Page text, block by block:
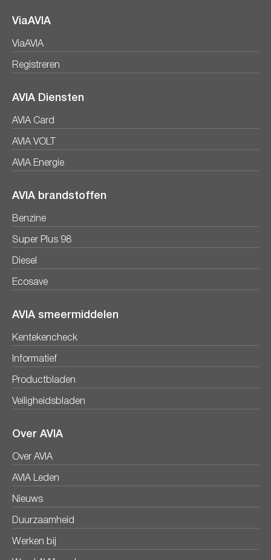
ViaAVIA
ViaAVIA
Registreren
AVIA Diensten
AVIA Card
AVIA VOLT
AVIA Energie
AVIA brandstoffen
Benzine
Super Plus 98
Diesel
Ecosave
AVIA smeermiddelen
Kentekencheck
Informatief
Productbladen
Veiligheidsbladen
Over AVIA
Over AVIA
AVIA Leden
Nieuws
Duurzaamheid
Werken bij